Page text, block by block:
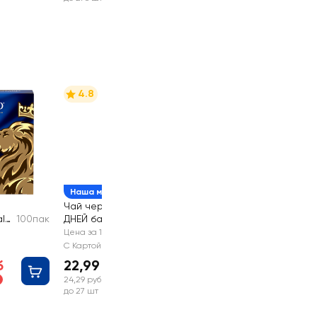
100пак
Наша марка
4.8
Чай черный 365
ДНЕЙ байховый
Цена за 1 шт
С Картой №1
22,99 руб
24,29 руб
до 27 шт